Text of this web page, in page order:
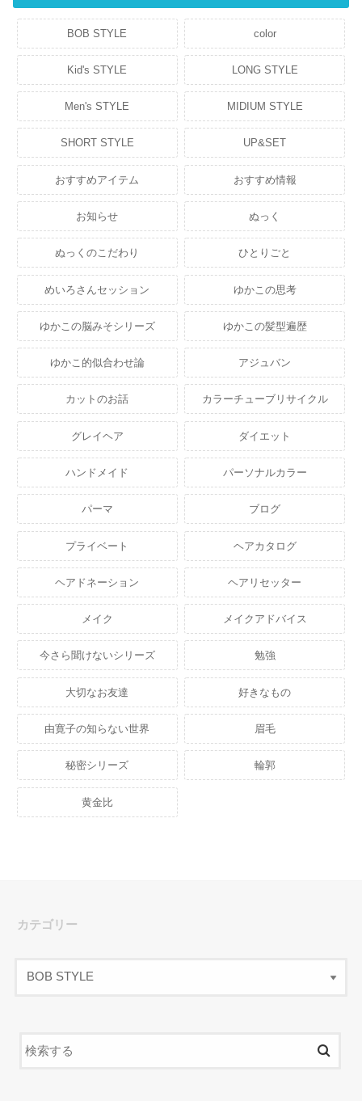
BOB STYLE color
Kid's STYLE LONG STYLE
Men's STYLE MIDIUM STYLE
SHORT STYLE UP&SET
おすすめアイテム おすすめ情報
お知らせ ぬっく
ぬっくのこだわり ひとりごと
めいろさんセッション ゆかこの思考
ゆかこの脳みそシリーズ ゆかこの髪型遍歴
ゆかこ的似合わせ論 アジュバン
カットのお話 カラーチューブリサイクル
グレイヘア ダイエット
ハンドメイド パーソナルカラー
パーマ ブログ
プライベート ヘアカタログ
ヘアドネーション ヘアリセッター
メイク メイクアドバイス
今さら聞けないシリーズ 勉強
大切なお友達 好きなもの
由寛子の知らない世界 眉毛
秘密シリーズ 輪郭
黄金比
カテゴリー